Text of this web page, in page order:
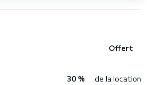
Offert
30 % de la location